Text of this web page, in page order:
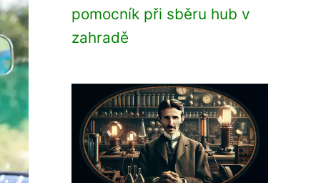
pomocník při sběru hub v
zahradě